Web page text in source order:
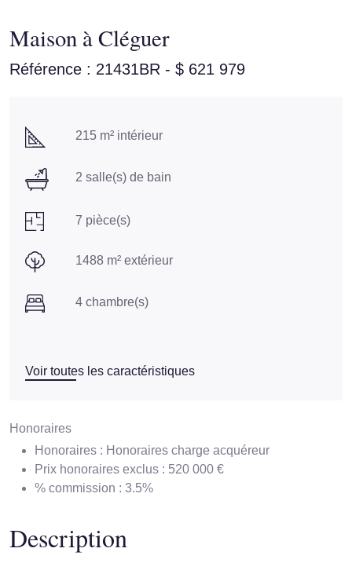
Maison à Cléguer
Référence : 21431BR - $ 621 979
215 m² intérieur
2 salle(s) de bain
7 pièce(s)
1488 m² extérieur
4 chambre(s)
Voir toutes les caractéristiques
Honoraires
Honoraires : Honoraires charge acquéreur
Prix honoraires exclus : 520 000 €
% commission : 3.5%
Description